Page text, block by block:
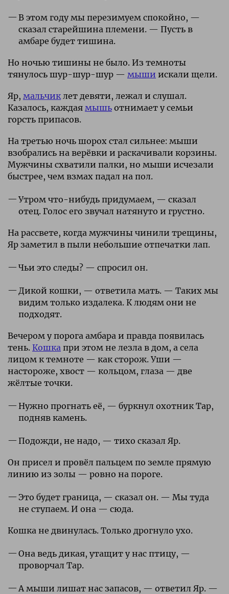
В этом году мы перезимуем спокойно, —
сказал старейшина племени. — Пусть в
амбаре будет тишина.
Но ночью тишины не было. Из темноты
тянулось шур-шур-шур — мыши искали щели.
Яр, мальчик лет девяти, лежал и слушал.
Казалось, каждая мышь отнимает у семьи
горсть припасов.
На третью ночь шорох стал сильнее: мыши
взобрались на верёвки и раскачивали корзины.
Мужчины схватили палки, но мыши исчезали
быстрее, чем взмах падал на пол.
Утром что-нибудь придумаем, — сказал
отец. Голос его звучал натянуто и грустно.
На рассвете, когда мужчины чинили трещины,
Яр заметил в пыли небольшие отпечатки лап.
Чьи это следы? — спросил он.
Дикой кошки, — ответила мать. — Таких мы
видим только издалека. К людям они не
подходят.
Вечером у порога амбара и правда появилась
тень. Кошка при этом не лезла в дом, а села
лицом к темноте — как сторож. Уши —
настороже, хвост — кольцом, глаза — две
жёлтые точки.
Нужно прогнать её, — буркнул охотник Тар,
подняв камень.
Подожди, не надо, — тихо сказал Яр.
Он присел и провёл пальцем по земле прямую
линию из золы — ровно на пороге.
Это будет граница, — сказал он. — Мы туда
не ступаем. И она — сюда.
Кошка не двинулась. Только дрогнуло ухо.
Она ведь дикая, утащит у нас птицу, —
проворчал Тар.
А мыши лишат нас запасов, — ответил Яр. —